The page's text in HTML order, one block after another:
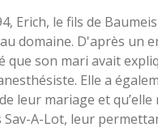
Erich, le fils de
domaine. D'après un
que son mari avait
Elle a
leur mariage et
Sav-A-Lot, leur